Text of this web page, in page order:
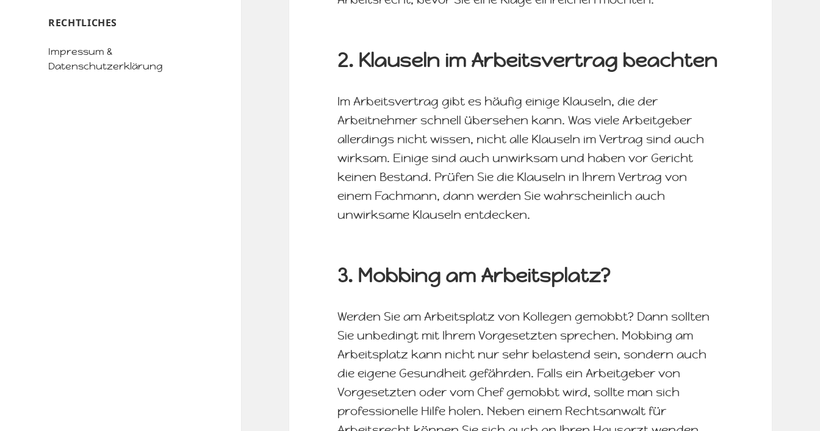
RECHTLICHES
Impressum &
Datenschutzerklärung
2. Klauseln im Arbeitsvertrag beachten
Im Arbeitsvertrag gibt es häufig einige Klauseln, die der
Arbeitnehmer schnell übersehen kann. Was viele Arbeitgeber
allerdings nicht wissen, nicht alle Klauseln im Vertrag sind auch
wirksam. Einige sind auch unwirksam und haben vor Gericht
keinen Bestand. Prüfen Sie die Klauseln in Ihrem Vertrag von
einem Fachmann, dann werden Sie wahrscheinlich auch
unwirksame Klauseln entdecken.
3. Mobbing am Arbeitsplatz?
Werden Sie am Arbeitsplatz von Kollegen gemobbt? Dann sollten
Sie unbedingt mit Ihrem Vorgesetzten sprechen. Mobbing am
Arbeitsplatz kann nicht nur sehr belastend sein, sondern auch
die eigene Gesundheit gefährden. Falls ein Arbeitgeber von
Vorgesetzten oder vom Chef gemobbt wird, sollte man sich
professionelle Hilfe holen. Neben einem Rechtsanwalt für